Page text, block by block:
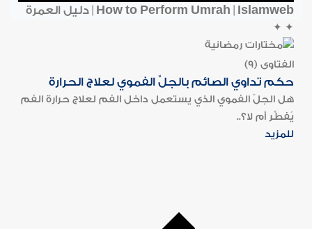
How to Perform Umrah | Islamweb | دليل العمرة
✦
✦
الفتاوى (9)
حكم تداوي الصائم بالجلِّ الفموي لعلاج الحرارة
هل الجلّ الفموي الذي يستعمل داخل الفم لعلاج حرارة الفم
يُفطِّر أم لا؟..
للمزيد